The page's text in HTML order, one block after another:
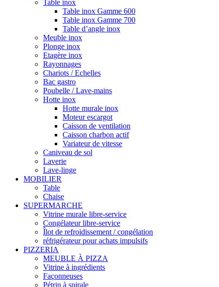
Table inox
Table inox Gamme 600
Table inox Gamme 700
Table d’angle inox
Meuble inox
Plonge inox
Etagère inox
Rayonnages
Chariots / Echelles
Bac gastro
Poubelle / Lave-mains
Hotte inox
Hotte murale inox
Moteur escargot
Caisson de ventilation
Caisson charbon actif
Variateur de vitesse
Caniveau de sol
Laverie
Lave-linge
MOBILIER
Table
Chaise
SUPERMARCHE
Vitrine murale libre-service
Congélateur libre-service
Îlot de refroidissement / congélation
réfrigérateur pour achats impulsifs
PIZZERIA
MEUBLE À PIZZA
Vitrine à ingrédients
Façonneuses
Pétrin à spirale